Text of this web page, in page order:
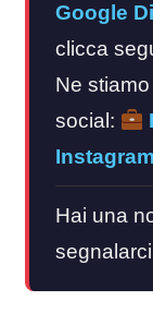
Google
clicca
Ne
social:
Instagram
Hai una